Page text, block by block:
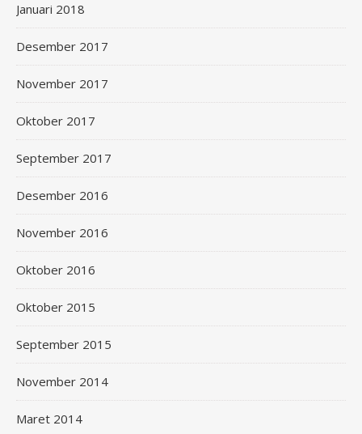
Januari 2018
Desember 2017
November 2017
Oktober 2017
September 2017
Desember 2016
November 2016
Oktober 2016
Oktober 2015
September 2015
November 2014
Maret 2014